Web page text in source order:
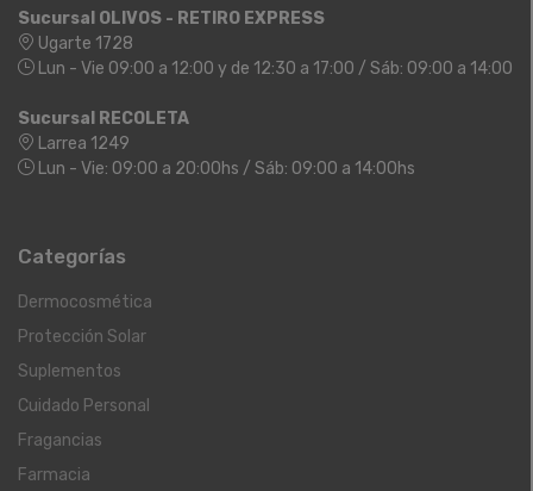
Sucursal OLIVOS - RETIRO EXPRESS
Ugarte 1728
Lun - Vie 09:00 a 12:00 y de 12:30 a 17:00 / Sáb: 09:00 a 14:00
Sucursal RECOLETA
Larrea 1249
Lun - Vie: 09:00 a 20:00hs / Sáb: 09:00 a 14:00hs
Categorías
Dermocosmética
Protección Solar
Suplementos
Cuidado Personal
Fragancias
Farmacia